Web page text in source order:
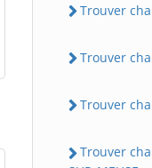
Trouver
Trouver
Trouver
Trouver